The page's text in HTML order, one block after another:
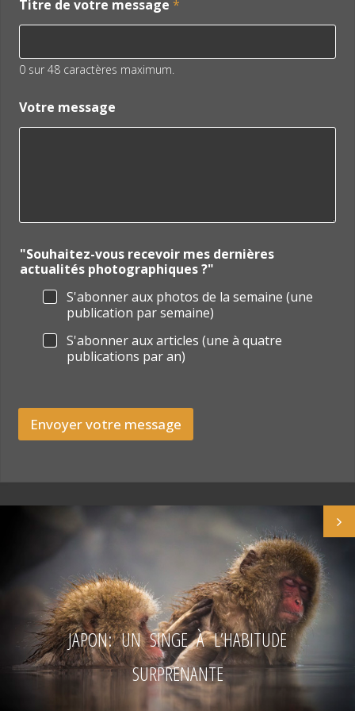
Titre de votre message *
0 sur 48 caractères maximum.
Votre message
"Souhaitez-vous recevoir mes dernières
actualités photographiques ?"
S'abonner aux photos de la semaine (une
publication par semaine)
S'abonner aux articles (une à quatre
publications par an)
Envoyer votre message
JAPON: UN SINGE À L’HABITUDE
SURPRENANTE